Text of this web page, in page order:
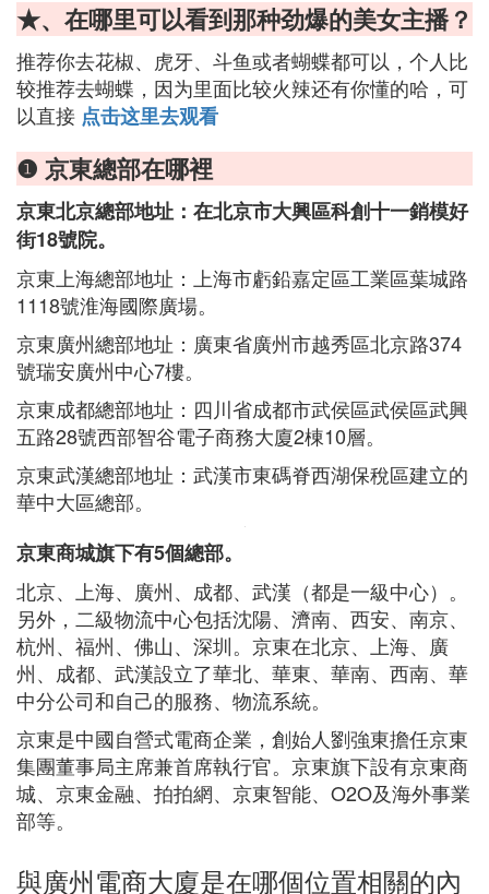
★、在哪里可以看到那种劲爆的美女主播？
推荐你去花椒、虎牙、斗鱼或者蝴蝶都可以，个人比
较推荐去蝴蝶，因为里面比较火辣还有你懂的哈，可
以直接 点击这里去观看
❶ 京東總部在哪裡
京東北京總部地址：在北京市大興區科創十一銷模好
街18號院。
京東上海總部地址：上海市虧鉛嘉定區工業區葉城路
1118號淮海國際廣場。
京東廣州總部地址：廣東省廣州市越秀區北京路374
號瑞安廣州中心7樓。
京東成都總部地址：四川省成都市武侯區武侯區武興
五路28號西部智谷電子商務大廈2棟10層。
京東武漢總部地址：武漢市東碼脊西湖保稅區建立的
華中大區總部。
京東商城旗下有5個總部。
北京、上海、廣州、成都、武漢（都是一級中心）。
另外，二級物流中心包括沈陽、濟南、西安、南京、
杭州、福州、佛山、深圳。京東在北京、上海、廣
州、成都、武漢設立了華北、華東、華南、西南、華
中分公司和自己的服務、物流系統。
京東是中國自營式電商企業，創始人劉強東擔任京東
集團董事局主席兼首席執行官。京東旗下設有京東商
城、京東金融、拍拍網、京東智能、O2O及海外事業
部等。
與廣州電商大廈是在哪個位置相關的內